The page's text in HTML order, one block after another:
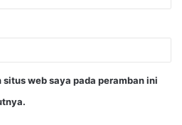
web saya pada peramban ini